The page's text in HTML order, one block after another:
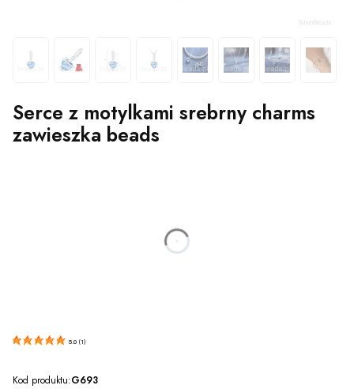
Serce z motylkami srebrny charms
zawieszka beads
godzin
5.0 (1 )
Kod produktu:G693